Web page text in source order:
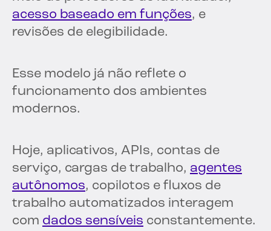
acesso baseado em funções, e
revisões de elegibilidade.
Esse modelo já não reflete o
funcionamento dos ambientes
modernos.
Hoje, aplicativos, APIs, contas de
serviço, cargas de trabalho, agentes
autônomos, copilotos e fluxos de
trabalho automatizados interagem
com dados sensíveis constantemente.